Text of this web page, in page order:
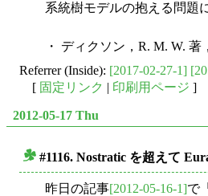
系統樹モデルの抱える問題
・ ディクソン，R. M. W.
Referrer (Inside): [2017-02-27-1]
[ 固定リンク | 印刷用ページ ]
2012-05-17 Thu
#1116. Nostratic を超えて
昨日の記事[2012-05-16-1]で